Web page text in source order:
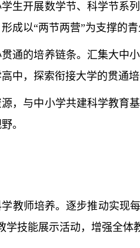
开展数学节、科学节系
成以“两节两营”为支撑的青
的培养链条。汇集大中
中，探索衔接大学的贯通培
与中小学共建科学教育
。
师培养。逐步推动实现
技能展示活动，增强全体